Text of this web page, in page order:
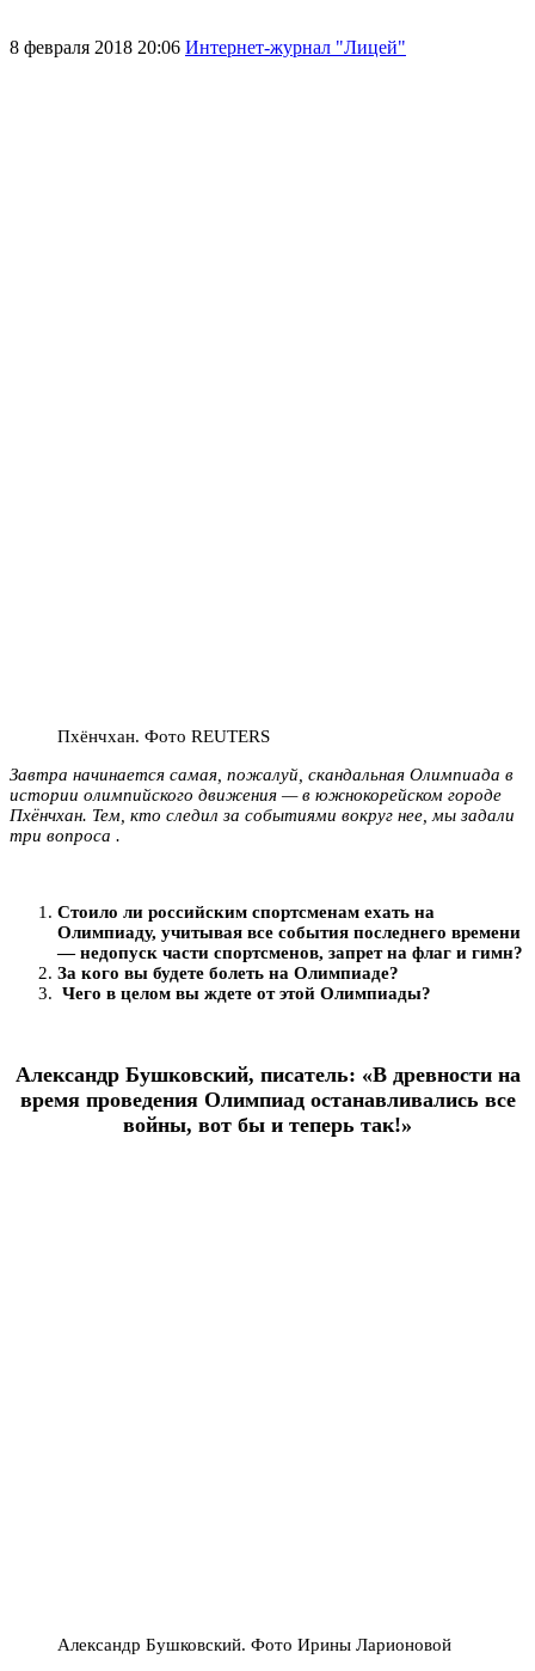
8 февраля 2018 20:06 Интернет-журнал "Лицей"
Пхёнчхан. Фото REUTERS
Завтра начинается самая, пожалуй, скандальная Олимпиада в
истории олимпийского движения — в южнокорейском городе
Пхёнчхан. Тем, кто следил за событиями вокруг нее, мы задали
три вопроса .
Стоило ли российским спортсменам ехать на
Олимпиаду, учитывая все события последнего времени
— недопуск части спортсменов, запрет на флаг и гимн?
За кого вы будете болеть на Олимпиаде?
Чего в целом вы ждете от этой Олимпиады?
Александр Бушковский, писатель: «В древности на
время проведения Олимпиад останавливались все
войны, вот бы и теперь так!»
Александр Бушковский. Фото Ирины Ларионовой